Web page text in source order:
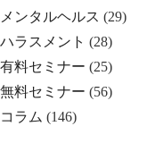
メンタルヘルス (29)
ハラスメント (28)
有料セミナー (25)
無料セミナー (56)
コラム (146)